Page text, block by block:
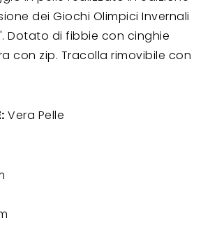
dei Giochi Olimpici Invernali
Dotato di fibbie con cinghie
con zip. Tracolla rimovibile con
Vera Pelle